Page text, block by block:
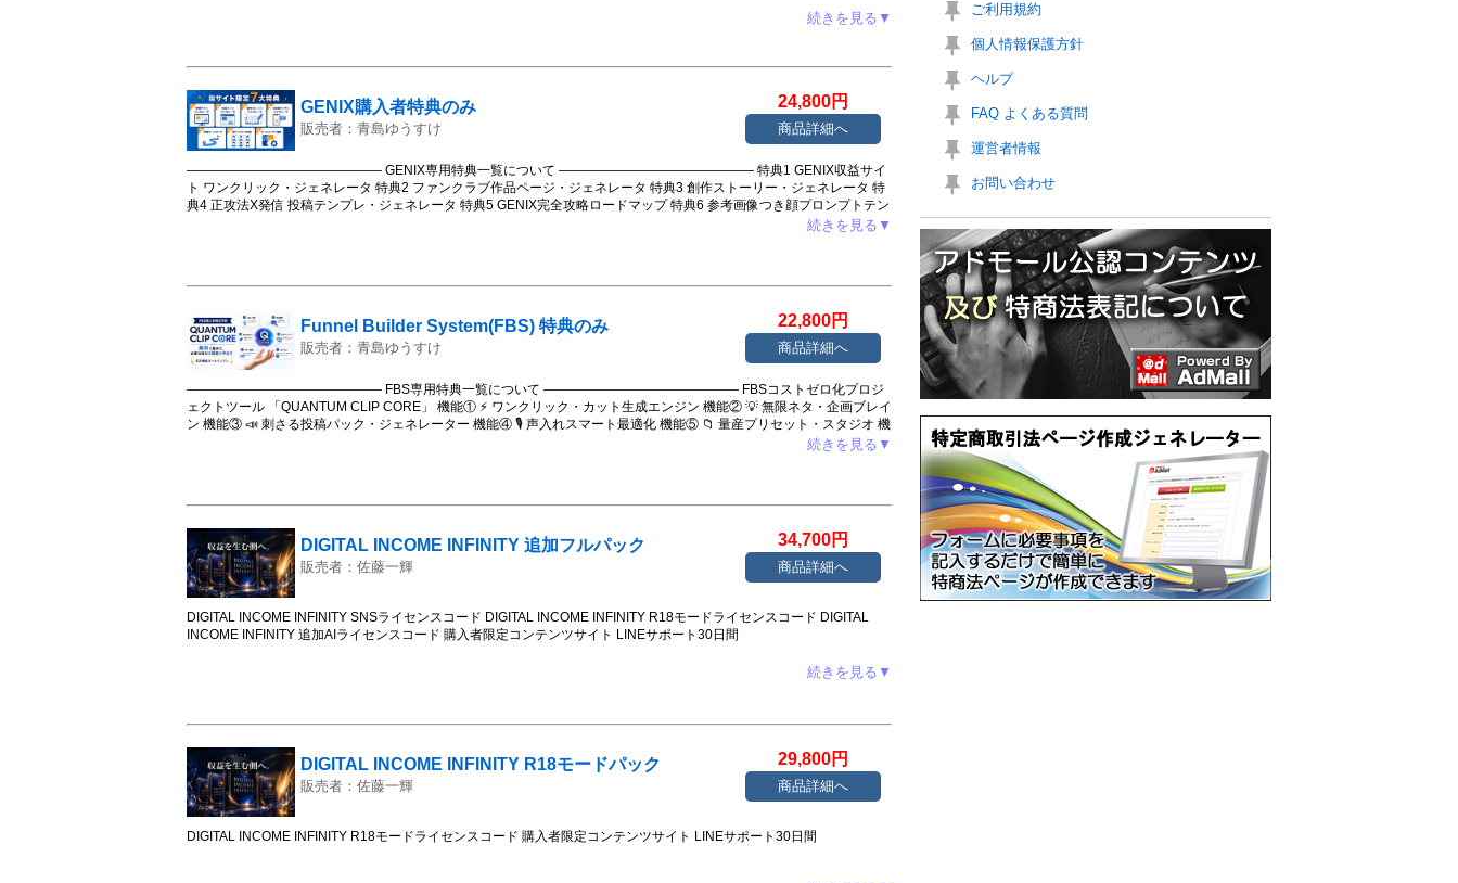
続きを見る▼
GENIX購入者特典のみ
販売者：青島ゆうすけ
24,800円
商品詳細へ
――――――――――――――― GENIX専用特典一覧について ――――――――――――――― 特典1 GENIX収益サイ
ト ワンクリック・ジェネレータ 特典2 ファンクラブ作品ページ・ジェネレータ 特典3 創作ストーリー・ジェネレータ 特
典4 正攻法X発信 投稿テンプレ・ジェネレータ 特典5 GENIX完全攻略ロードマップ 特典6 参考画像つき顔プロンプトテン
プレート100種以上 特典7 オールインワンAIツール × GENIX 連携活用ノウハウ（対象者のみ） レビュー記事内に特典の
続きを見る▼
Funnel Builder System(FBS) 特典のみ
販売者：青島ゆうすけ
22,800円
商品詳細へ
――――――――――――――― FBS専用特典一覧について ――――――――――――――― FBSコストゼロ化プロジ
ェクトツール 「QUANTUM CLIP CORE」 機能① ⚡ ワンクリック・カット生成エンジン 機能② 💡 無限ネタ・企画ブレイ
ン 機能③ 📣 刺さる投稿パック・ジェネレーター 機能④ 🎙 声入れスマート最適化 機能⑤ 📁 量産プリセット・スタジオ 機
能⑥ 🧩 最小コスト・オートプランナー 追加特典 QCCを最短2週間で動かす「14日間ゼロ円始動マニュアル」 追加特典
続きを見る▼
DIGITAL INCOME INFINITY 追加フルパック
販売者：佐藤一輝
34,700円
商品詳細へ
DIGITAL INCOME INFINITY SNSライセンスコード DIGITAL INCOME INFINITY R18モードライセンスコード DIGITAL
INCOME INFINITY 追加AIライセンスコード 購入者限定コンテンツサイト LINEサポート30日間
続きを見る▼
DIGITAL INCOME INFINITY R18モードパック
販売者：佐藤一輝
29,800円
商品詳細へ
DIGITAL INCOME INFINITY R18モードライセンスコード 購入者限定コンテンツサイト LINEサポート30日間
ご利用規約
個人情報保護方針
ヘルプ
FAQ よくある質問
運営者情報
お問い合わせ